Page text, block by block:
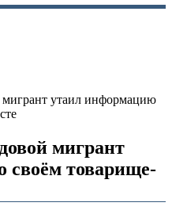
утаил информацию
мигрант
своём товарище-